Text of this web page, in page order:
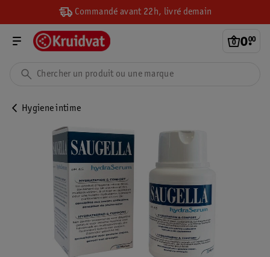
Commandé avant 22h, livré demain
0.
00
Hygiene intime